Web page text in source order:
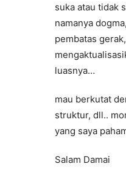
suka atau tidak
namanya
pembatas
luasnya…
mau berkutat
struktur, dll..
yang saya
Salam Damai